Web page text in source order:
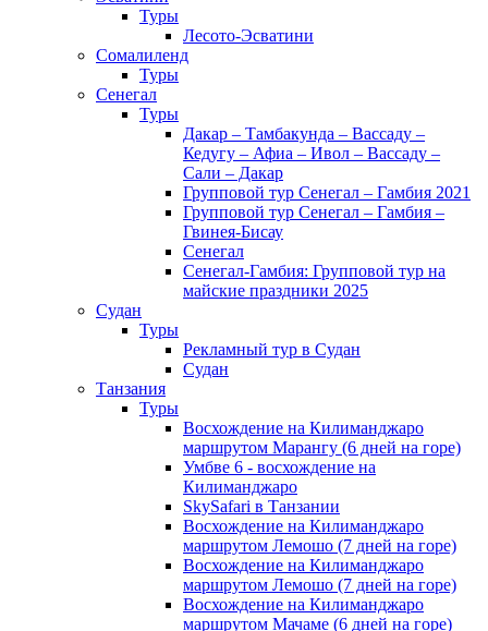
Туры
Лесото-Эсватини
Сомалиленд
Туры
Сенегал
Туры
Дакар – Тамбакунда – Вассаду –
Кедугу – Афиа – Ивол – Вассаду –
Сали – Дакар
Групповой тур Сенегал – Гамбия 2021
Групповой тур Сенегал – Гамбия –
Гвинея-Бисау
Сенегал
Сенегал-Гамбия: Групповой тур на
майские праздники 2025
Судан
Туры
Рекламный тур в Cудан
Cудан
Танзания
Туры
Восхождение на Килиманджаро
маршрутом Марангу (6 дней на горе)
Умбве 6 - восхождение на
Килиманджаро
SkySafari в Танзании
Восхождение на Килиманджаро
маршрутом Лемошо (7 дней на горе)
Восхождение на Килиманджаро
маршрутом Лемошо (7 дней на горе)
Восхождение на Килиманджаро
маршрутом Мачаме (6 дней на горе)